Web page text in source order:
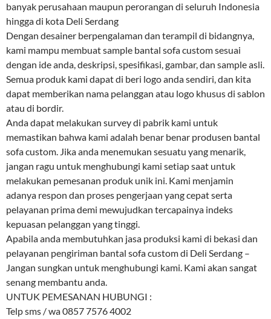
banyak perusahaan maupun perorangan di seluruh Indonesia
hingga di kota Deli Serdang
Dengan desainer berpengalaman dan terampil di bidangnya,
kami mampu membuat sample bantal sofa custom sesuai
dengan ide anda, deskripsi, spesifikasi, gambar, dan sample asli.
Semua produk kami dapat di beri logo anda sendiri, dan kita
dapat memberikan nama pelanggan atau logo khusus di sablon
atau di bordir.
Anda dapat melakukan survey di pabrik kami untuk
memastikan bahwa kami adalah benar benar produsen bantal
sofa custom. Jika anda menemukan sesuatu yang menarik,
jangan ragu untuk menghubungi kami setiap saat untuk
melakukan pemesanan produk unik ini. Kami menjamin
adanya respon dan proses pengerjaan yang cepat serta
pelayanan prima demi mewujudkan tercapainya indeks
kepuasan pelanggan yang tinggi.
Apabila anda membutuhkan jasa produksi kami di bekasi dan
pelayanan pengiriman bantal sofa custom di Deli Serdang –
Jangan sungkan untuk menghubungi kami. Kami akan sangat
senang membantu anda.
UNTUK PEMESANAN HUBUNGI :
Telp sms / wa 0857 7576 4002